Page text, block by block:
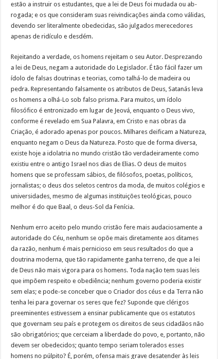
estão a instruir os estudantes, que a lei de Deus foi mudada ou ab-
rogada; e os que consideram suas reivindicações ainda como válidas,
devendo ser literalmente obedecidas, são julgados merecedores
apenas de ridículo e desdém.
Rejeitando a verdade, os homens rejeitam o seu Autor. Desprezando
a lei de Deus, negam a autoridade do Legislador. É tão fácil fazer um
ídolo de falsas doutrinas e teorias, como talhá-lo de madeira ou
pedra. Representando falsamente os atributos de Deus, Satanás leva
os homens a olhá-Lo sob falso prisma. Para muitos, um ídolo
filosófico é entronizado em lugar de Jeová, enquanto o Deus vivo,
conforme é revelado em Sua Palavra, em Cristo e nas obras da
Criação, é adorado apenas por poucos. Milhares deificam a Natureza,
enquanto negam o Deus da Natureza. Posto que de forma diversa,
existe hoje a idolatria no mundo cristão tão verdadeiramente como
existiu entre o antigo Israel nos dias de Elias. O deus de muitos
homens que se professam sábios, de filósofos, poetas, políticos,
jornalistas; o deus dos seletos centros da moda, de muitos colégios e
universidades, mesmo de algumas instituições teológicas, pouco
melhor é do que Baal, o deus-Sol da Fenícia.
Nenhum erro aceito pelo mundo cristão fere mais audaciosamente a
autoridade do Céu, nenhum se opõe mais diretamente aos ditames
da razão, nenhum é mais pernicioso em seus resultados do que a
doutrina moderna, que tão rapidamente ganha terreno, de que a lei
de Deus não mais vigora para os homens. Toda nação tem suas leis
que impõem respeito e obediência; nenhum governo poderia existir
sem elas; e pode-se conceber que o Criador dos céus e da Terra não
tenha lei para governar os seres que fez? Suponde que clérigos
preeminentes estivessem a ensinar publicamente que os estatutos
que governam seu país e protegem os direitos de seus cidadãos não
são obrigatórios; que cerceiam a liberdade do povo, e, portanto, não
devem ser obedecidos; quanto tempo seriam tolerados esses
homens no púlpito? É, porém, ofensa mais grave desatender às leis